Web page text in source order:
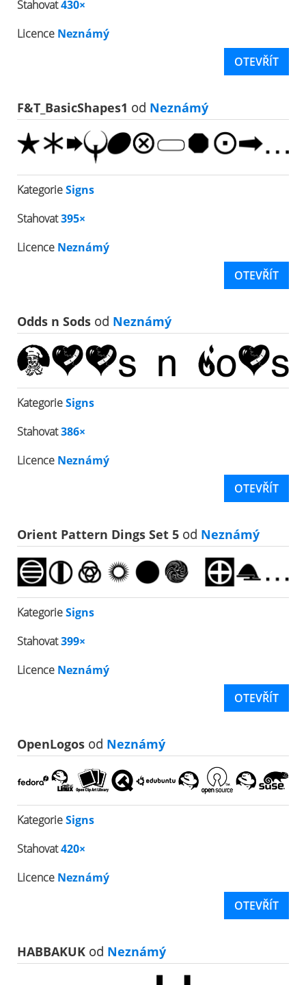
Stahovat430×
Licence Neznámý
OTEVŘÍT
F&T_BasicShapes1 od Neznámý
KategorieSigns
Stahovat395×
Licence Neznámý
OTEVŘÍT
Odds n Sods od Neznámý
KategorieSigns
Stahovat386×
Licence Neznámý
OTEVŘÍT
Orient Pattern Dings Set 5 od Neznámý
KategorieSigns
Stahovat399×
Licence Neznámý
OTEVŘÍT
OpenLogos od Neznámý
KategorieSigns
Stahovat420×
Licence Neznámý
OTEVŘÍT
HABBAKUK od Neznámý